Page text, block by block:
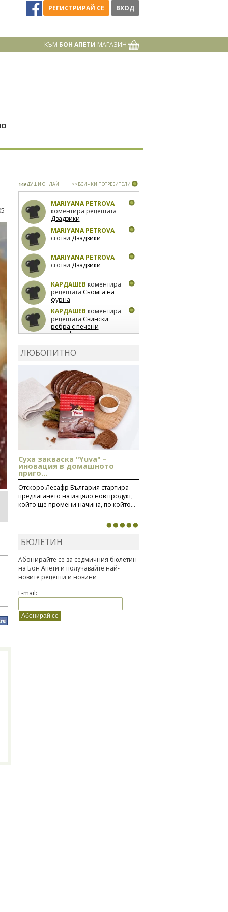
РЕГИСТРИРАЙ СЕ ВХОД
КЪМ БОН АПЕТИ МАГАЗИН
149ДУШИ ОНЛАЙН >>ВСИЧКИ ПОТРЕБИТЕЛИ
MARIYANA PETROVA
коментира рецептата
Дзадзики
MARIYANA PETROVA
сготви Дзадзики
MARIYANA PETROVA
сготви Дзадзики
КАРДАШЕВ коментира
рецептата Сьомга на
фурна
КАРДАШЕВ коментира
рецептата Свински
ребра с печени
картофи
лимон
коментира рецептата
Киноа със зеленчуци
ЛЮБОПИТНО
Суха закваска "Yuva" –
иновация в домашното
приго...
Отскоро Лесафр България стартира
предлагането на изцяло нов продукт,
който ще промени начина, по който...
БЮЛЕТИН
Абонирайте се за седмичния бюлетин
на Бон Апети и получавайте най-
новите рецепти и новини
E-mail: